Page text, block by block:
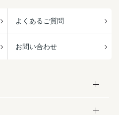
よくあるご質問
お問い合わせ